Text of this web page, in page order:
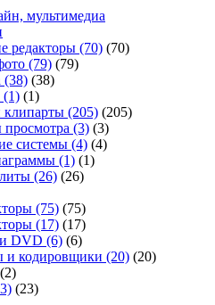
мультимедиа
редакторы (70) (70)
(79) (79)
(38) (38)
(1) (1)
(205) (205)
(3) (3)
системы (4) (4)
(1) (1)
(26) (26)
(75) (75)
(17) (17)
DVD (6) (6)
и кодировщики (20) (20)
(2)
(23)